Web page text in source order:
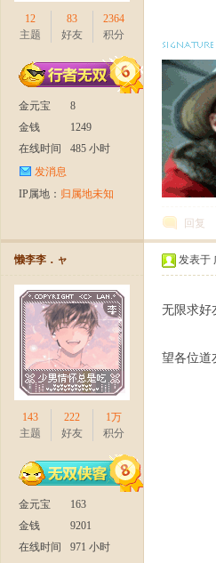
测
12
主题
83
好友
2364
积分
金元宝
8
金钱
1249
在线时间
485 小时
发消息
IP属地： 归属地未知
回复
懒李李．ャ
143
主题
222
好友
1万
积分
金元宝
163
金钱
9201
在线时间
971 小时
发表于
无限求好
望各位道